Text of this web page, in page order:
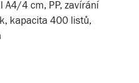
A4/4 cm, PP, zavírání
kapacita 400 listů,